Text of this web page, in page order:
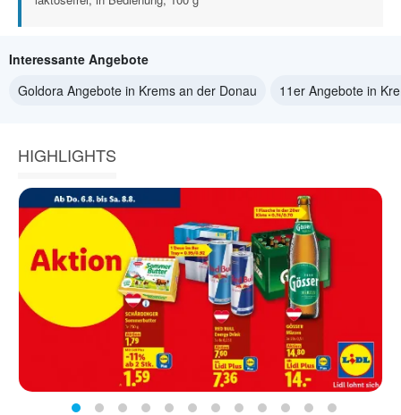
Interessante Angebote
Goldora Angebote in Krems an der Donau
11er Angebote in
HIGHLIGHTS